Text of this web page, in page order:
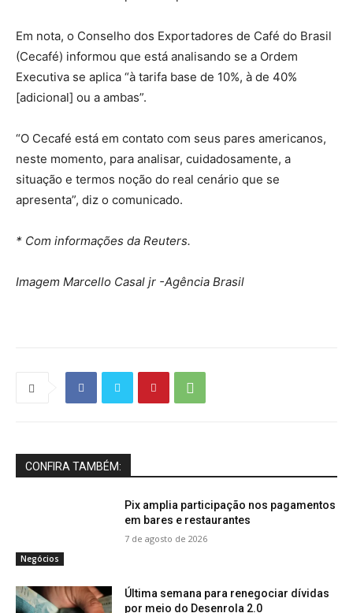
Em nota, o Conselho dos Exportadores de Café do Brasil
(Cecafé) informou que está analisando se a Ordem
Executiva se aplica “à tarifa base de 10%, à de 40%
[adicional] ou a ambas”.
“O Cecafé está em contato com seus pares americanos,
neste momento, para analisar, cuidadosamente, a
situação e termos noção do real cenário que se
apresenta”, diz o comunicado.
* Com informações da Reuters.
Imagem Marcello Casal jr -Agência Brasil
CONFIRA TAMBÉM:
Negócios
Pix amplia participação nos pagamentos
em bares e restaurantes
7 de agosto de 2026
Última semana para renegociar dívidas
por meio do Desenrola 2.0